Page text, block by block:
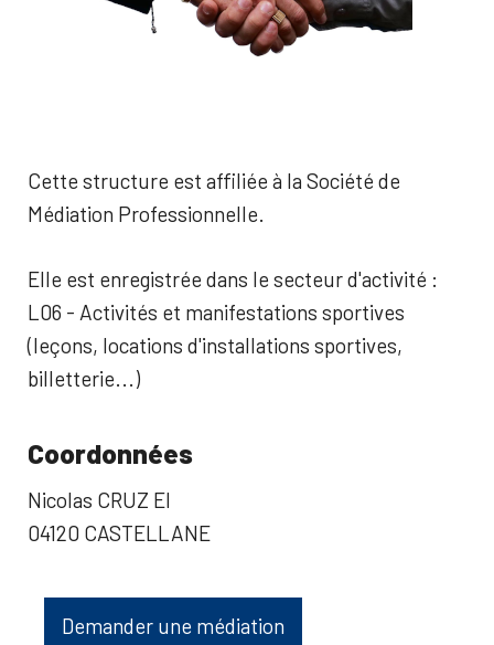
Cette structure est affiliée à la Société de
Médiation Professionnelle.
Elle est enregistrée dans le secteur d'activité :
L06 - Activités et manifestations sportives
(leçons, locations d'installations sportives,
billetterie...)
Coordonnées
Nicolas CRUZ EI
04120 CASTELLANE
Demander une médiation